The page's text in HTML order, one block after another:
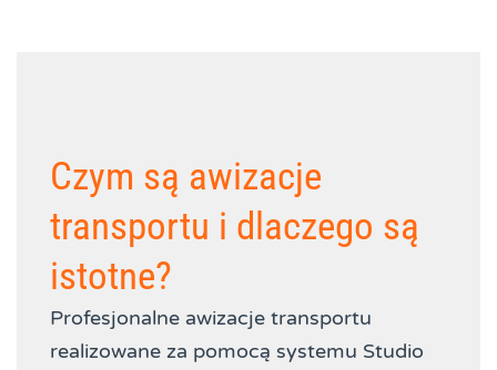
Czym są awizacje
transportu i dlaczego są
istotne?
Profesjonalne awizacje transportu
realizowane za pomocą systemu Studio